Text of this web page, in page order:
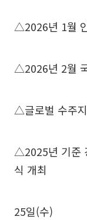
△2026년 1월
△2026년 2월
△글로벌 수주
△2025년 기준
식 개최
25일(수)